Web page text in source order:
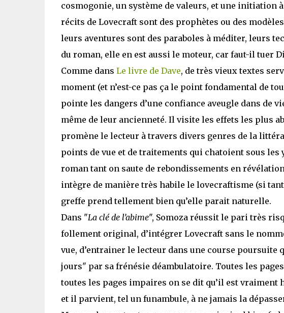
cosmogonie, un système de valeurs, et une initiation
récits de Lovecraft sont des prophètes ou des
leurs aventures sont des paraboles à méditer, leurs
du roman, elle en est aussi le moteur, car faut-il tuer
Comme dans Le livre de Dave, de très vieux textes
moment (et n’est-ce pas ça le point fondamental de
pointe les dangers d’une confiance aveugle dans de
même de leur ancienneté. Il visite les effets les plus
promène le lecteur à travers divers genres de la
points de vue et de traitements qui chatoient sous
roman tant on saute de rebondissements en
intègre de manière très habile le lovecraftisme (si
greffe prend tellement bien qu’elle parait naturelle.
Dans "La clé de l’abime", Somoza réussit le pari très
follement original, d’intégrer Lovecraft sans le
vue, d’entrainer le lecteur dans une course
jours" par sa frénésie déambulatoire. Toutes les
toutes les pages impaires on se dit qu’il est
et il parvient, tel un funambule, à ne jamais la